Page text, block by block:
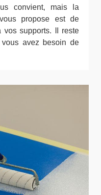
convient, mais la
propose est de
vos supports. Il reste
avez besoin de